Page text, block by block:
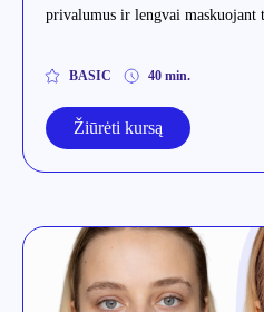
privalumus ir lengvai maskuojant
BASIC 40 min.
Žiūrėti kursą